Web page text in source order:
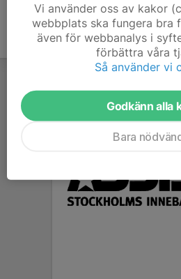
Vi använder oss av kakor
webbplats ska fungera bra
även för webbanalys i
förbättra våra
Så använder vi
Godkänn alla
Bara